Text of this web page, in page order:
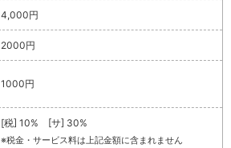
4,000円
2000円
1000円
[税] 10% [サ] 30%
※税金・サービス料は上記金額に含まれません